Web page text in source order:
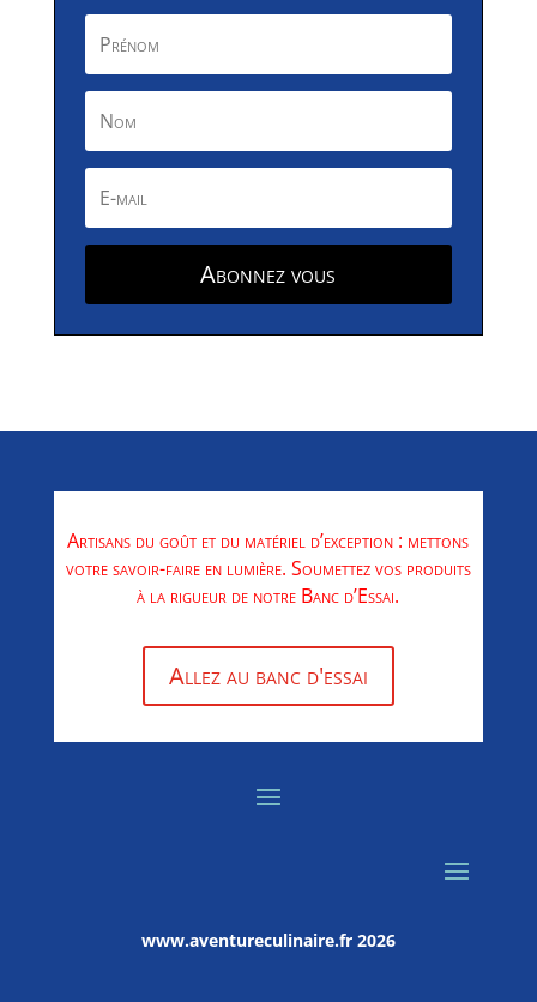
Abonnez vous
Artisans du goût et du matériel d’exception : mettons
votre savoir-faire en lumière. Soumettez vos produits
à la rigueur de notre Banc d’Essai.
Allez au banc d'essai
www.aventureculinaire.fr2026